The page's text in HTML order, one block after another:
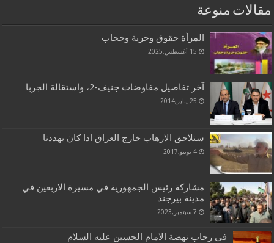
مقالات منوعة
المرأة حقوق وحرية وحجاب
15 أغسطس,2025
آخر تفاصيل مفاوضات جنيف-2، واستقالة الجربا
25 يناير,2014
سنلاحق الارهاب خارج العراق اذا كان يهددنا
4 يونيو,2017
مشاركة رئيس الجمهورية في مسيرة الاربعين في
مدينة بيرجند
7 سبتمبر,2023
في رحاب نهضة الامام الحسين عليه السلام